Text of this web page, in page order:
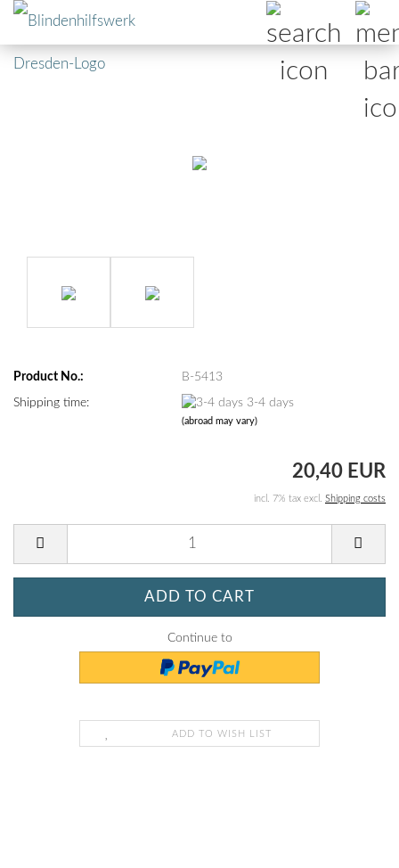
Product No.: B-5413
Shipping time: 3-4 days
(abroad may vary)
20,40 EUR
incl. 7% tax excl. Shipping costs
Continue to
ADD TO WISH LIST